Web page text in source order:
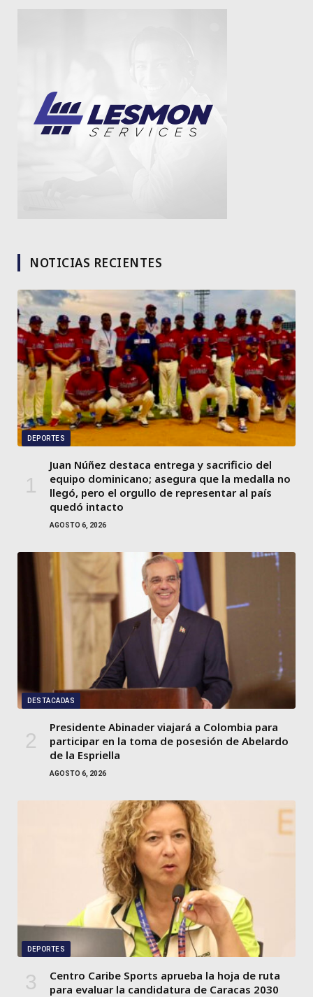
NOTICIAS RECIENTES
DEPORTES
Juan Núñez destaca entrega y sacrificio del
equipo dominicano; asegura que la medalla no
llegó, pero el orgullo de representar al país
quedó intacto
AGOSTO 6, 2026
DESTACADAS
Presidente Abinader viajará a Colombia para
participar en la toma de posesión de Abelardo
de la Espriella
AGOSTO 6, 2026
DEPORTES
Centro Caribe Sports aprueba la hoja de ruta
para evaluar la candidatura de Caracas 2030